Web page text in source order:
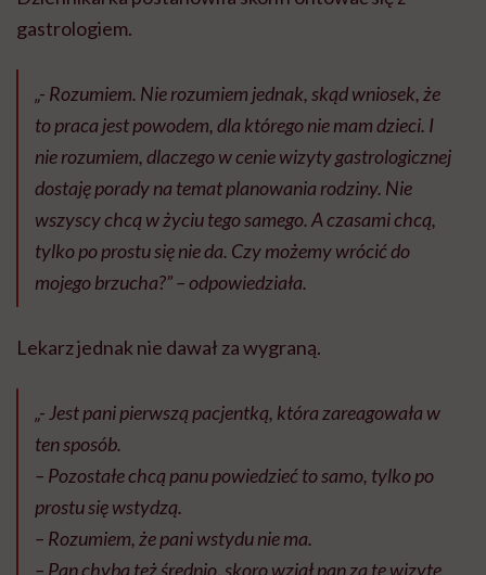
gastrologiem.
„- Rozumiem. Nie rozumiem jednak, skąd wniosek, że
to praca jest powodem, dla którego nie mam dzieci. I
nie rozumiem, dlaczego w cenie wizyty gastrologicznej
dostaję porady na temat planowania rodziny. Nie
wszyscy chcą w życiu tego samego. A czasami chcą,
tylko po prostu się nie da. Czy możemy wrócić do
mojego brzucha?” – odpowiedziała.
Lekarz jednak nie dawał za wygraną.
„- Jest pani pierwszą pacjentką, która zareagowała w
ten sposób.
– Pozostałe chcą panu powiedzieć to samo, tylko po
prostu się wstydzą.
– Rozumiem, że pani wstydu nie ma.
– Pan chyba też średnio, skoro wziął pan za tę wizytę